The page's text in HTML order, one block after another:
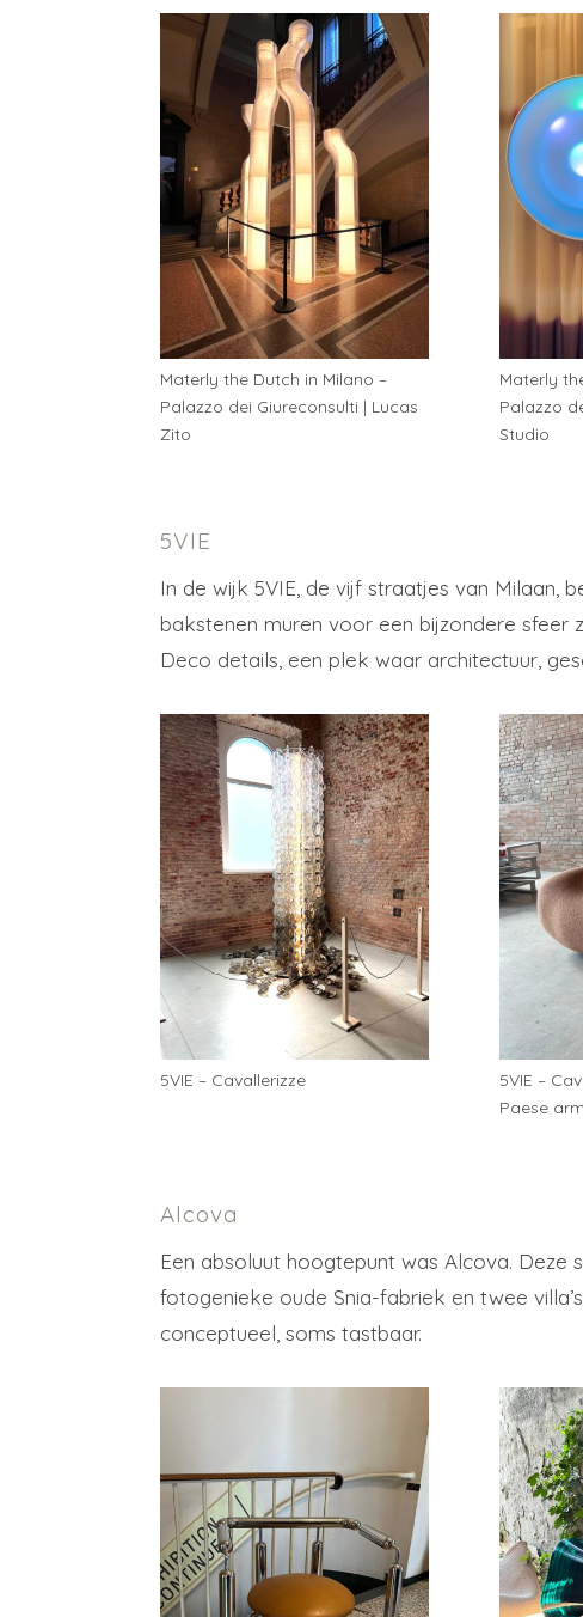
Materly the Dutch in Milano –
Palazzo dei Giureconsulti | Lucas
Zito
Materly
Palazzo
Studio
5VIE
In de wijk 5VIE, de vijf straatjes van Milaan,
bakstenen muren voor een bijzondere
Deco details, een plek waar architectuur,
5VIE – Cavallerizze
5VIE –
Paese
Alcova
Een absoluut hoogtepunt was Alcova.
fotogenieke oude Snia-fabriek en twee
conceptueel, soms tastbaar.